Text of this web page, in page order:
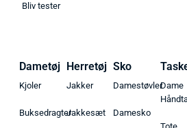
Bliv tester
Dametøj
Kjoler
Buksedragter
Herretøj
Jakker
Jakkesæt
Sko
Damestøvler
Damesko
Dame